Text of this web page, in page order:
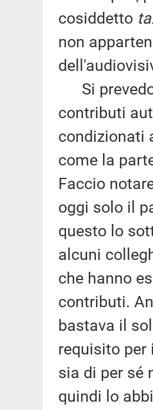
cosiddetto
non
Si
contributi
condizionati
come la
Faccio
oggi solo il
questo lo
alcuni
che hanno
contributi.
bastava il
requisito
sia di per sé
quindi lo